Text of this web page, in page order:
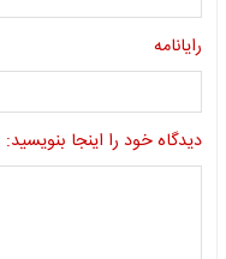
رایانامه
دیدگاه خود را اینجا بنویسید: